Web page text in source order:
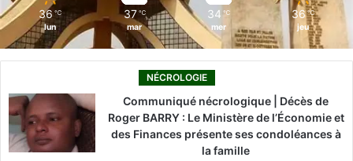
36 ℃
lun
37 ℃
mar
34 ℃
mer
36 ℃
jeu
NÉCROLOGIE
Communiqué nécrologique | Décès de
Roger BARRY : Le Ministère de l’Économie et
des Finances présente ses condoléances à
la famille